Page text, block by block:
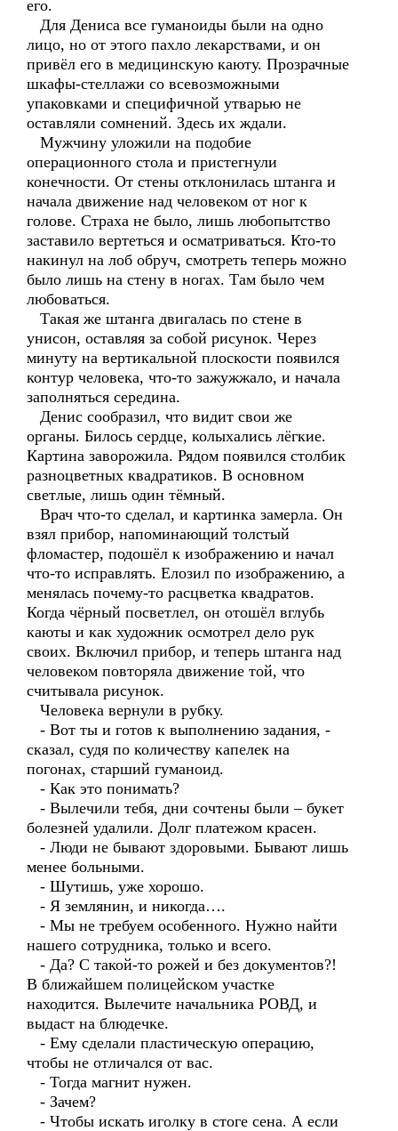
его.
Для Дениса все гуманоиды были на одно
лицо, но от этого пахло лекарствами, и он
привёл его в медицинскую каюту. Прозрачные
шкафы-стеллажи со всевозможными
упаковками и специфичной утварью не
оставляли сомнений. Здесь их ждали.
Мужчину уложили на подобие
операционного стола и пристегнули
конечности. От стены отклонилась штанга и
начала движение над человеком от ног к
голове. Страха не было, лишь любопытство
заставило вертеться и осматриваться. Кто-то
накинул на лоб обруч, смотреть теперь можно
было лишь на стену в ногах. Там было чем
любоваться.
Такая же штанга двигалась по стене в
унисон, оставляя за собой рисунок. Через
минуту на вертикальной плоскости появился
контур человека, что-то зажужжало, и начала
заполняться середина.
Денис сообразил, что видит свои же
органы. Билось сердце, колыхались лёгкие.
Картина заворожила. Рядом появился столбик
разноцветных квадратиков. В основном
светлые, лишь один тёмный.
Врач что-то сделал, и картинка замерла. Он
взял прибор, напоминающий толстый
фломастер, подошёл к изображению и начал
что-то исправлять. Елозил по изображению, а
менялась почему-то расцветка квадратов.
Когда чёрный посветлел, он отошёл вглубь
каюты и как художник осмотрел дело рук
своих. Включил прибор, и теперь штанга над
человеком повторяла движение той, что
считывала рисунок.
Человека вернули в рубку.
- Вот ты и готов к выполнению задания, -
сказал, судя по количеству капелек на
погонах, старший гуманоид.
- Как это понимать?
- Вылечили тебя, дни сочтены были – букет
болезней удалили. Долг платежом красен.
- Люди не бывают здоровыми. Бывают лишь
менее больными.
- Шутишь, уже хорошо.
- Я землянин, и никогда….
- Мы не требуем особенного. Нужно найти
нашего сотрудника, только и всего.
- Да? С такой-то рожей и без документов?!
В ближайшем полицейском участке
находится. Вылечите начальника РОВД, и
выдаст на блюдечке.
- Ему сделали пластическую операцию,
чтобы не отличался от вас.
- Тогда магнит нужен.
- Зачем?
- Чтобы искать иголку в стоге сена. А если